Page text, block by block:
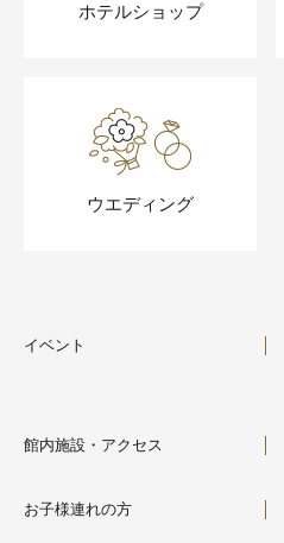
ホテルショップ
ウエディング
イベント
館内施設・アクセス
お子様連れの方